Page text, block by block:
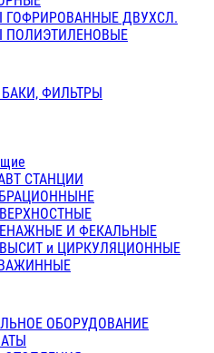
ГОФРИРОВАННЫЕ ДВУХСЛ.
ПОЛИЭТИЛЕНОВЫЕ
ФИЛЬТРЫ
СТАНЦИИ
И ФЕКАЛЬНЫЕ
и ЦИРКУЛЯЦИОННЫЕ
ОБОРУДОВАНИЕ